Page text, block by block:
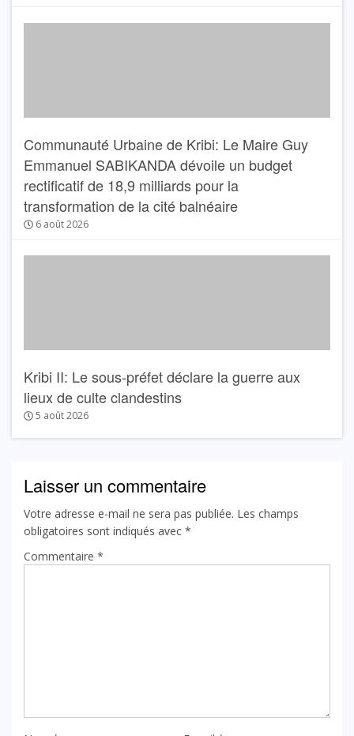
Communauté Urbaine de Kribi: Le Maire Guy
Emmanuel SABIKANDA dévoile un budget
rectificatif de 18,9 milliards pour la
transformation de la cité balnéaire
6 août 2026
Kribi II: Le sous-préfet déclare la guerre aux
lieux de culte clandestins
5 août 2026
Laisser un commentaire
Votre adresse e-mail ne sera pas publiée. Les champs
obligatoires sont indiqués avec *
Commentaire *